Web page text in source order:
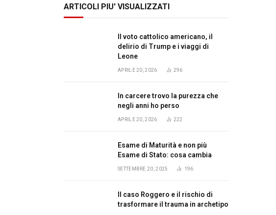
ARTICOLI PIU' VISUALIZZATI
Il voto cattolico americano, il
delirio di Trump e i viaggi di
Leone
APRILE 20, 2026 296
In carcere trovo la purezza che
negli anni ho perso
APRILE 20, 2026 222
Esame di Maturità e non più
Esame di Stato: cosa cambia
SETTEMBRE 20, 2025 196
Il caso Roggero e il rischio di
trasformare il trauma in archetipo